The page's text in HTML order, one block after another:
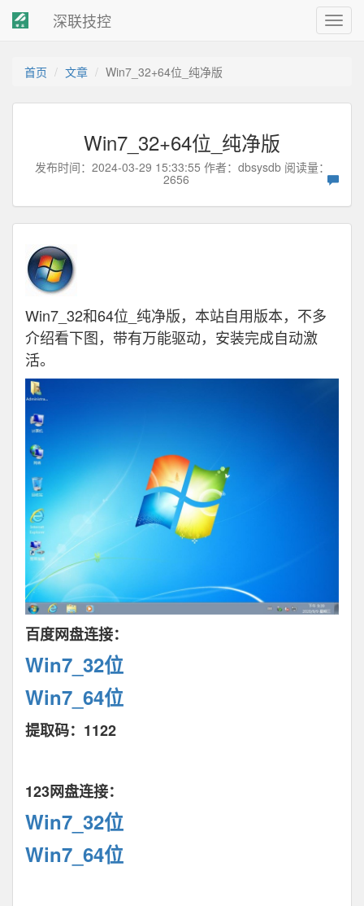
深联技控
首页 文章 Win7_32+64位_纯净版
Win7_32+64位_纯净版
发布时间：2024-03-29 15:33:55 作者： dbsysdb阅读量：
2656
Win7_32和64位_纯净版，本站自用版本，不多
介绍看下图， 带有万能驱动，安装完成自动激
活。
百度网盘连接：
Win7_32位
Win7_64位
提取码：1122
123网盘连接：
Win7_32位
Win7_64位